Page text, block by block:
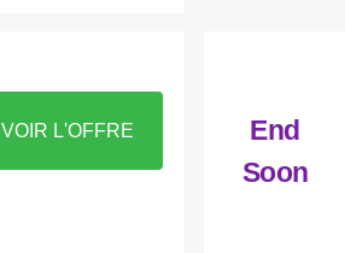
VOIR L'OFFRE
End
Soon